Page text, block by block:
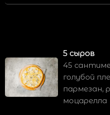
5 сыров
45
голубой
пармезан,
моцарелла